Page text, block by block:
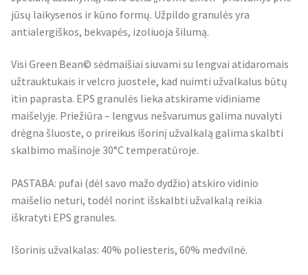
jūsų laikysenos ir kūno formų. Užpildo granulės yra
antialergiškos, bekvapės, izoliuoja šilumą.
Visi Green Bean© sėdmaišiai siuvami su lengvai atidaromais
užtrauktukais ir velcro juostele, kad nuimti užvalkalus būtų
itin paprasta. EPS granulės lieka atskirame vidiniame
maišelyje. Priežiūra – lengvus nešvarumus galima nuvalyti
drėgna šluoste, o prireikus išorinį užvalkalą galima skalbti
skalbimo mašinoje 30°C temperatūroje.
PASTABA: pufai (dėl savo mažo dydžio) atskiro vidinio
maišelio neturi, todėl norint išskalbti užvalkalą reikia
iškratyti EPS granules.
Išorinis užvalkalas: 40% poliesteris, 60% medvilnė.